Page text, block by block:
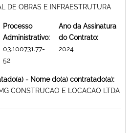
DE OBRAS E INFRAESTRUTURA
Processo
Administrativo:
03.100731.77-
52
Ano da Assinatura
do Contrato:
2024
- Nome do(a) contratado(a):
CONSTRUCAO E LOCACAO LTDA